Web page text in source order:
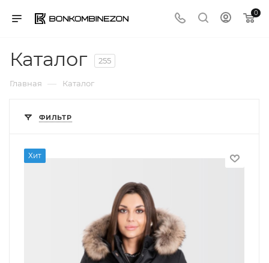
0
Каталог 255
Главная — Каталог
ФИЛЬТР
Хит